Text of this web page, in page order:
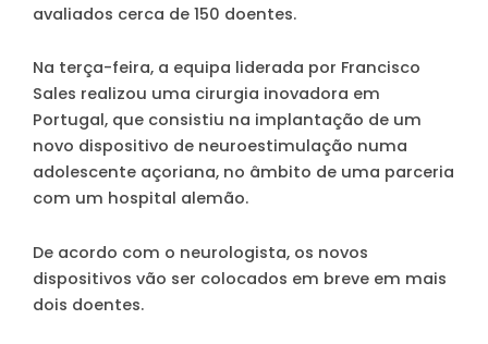
avaliados cerca de 150 doentes.
Na terça-feira, a equipa liderada por Francisco
Sales realizou uma cirurgia inovadora em
Portugal, que consistiu na implantação de um
novo dispositivo de neuroestimulação numa
adolescente açoriana, no âmbito de uma parceria
com um hospital alemão.
De acordo com o neurologista, os novos
dispositivos vão ser colocados em breve em mais
dois doentes.